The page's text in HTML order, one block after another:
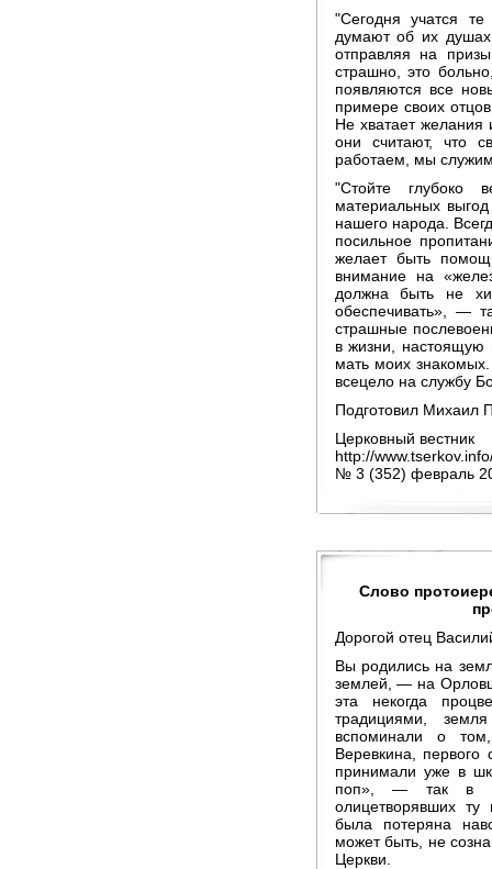
"Сегодня учатся
думают об их
отправляя на
страшно, это
появляются все
примере своих
Не хватает желания
они считают, что
работаем, мы
"Стойте глубоко
материальных
нашего народа.
посильное
желает быть
внимание на
должна быть не
обеспечивать», —
страшные
в жизни, настоящую
мать моих
всецело на службу
Подготовил Михаил
Церковный вестник
http://
№ 3 (352) февраль
Слово
Дорогой отец
Вы родились на
землей, — на
эта некогда
традициями,
вспоминали о
Веревкина,
принимали уже в
поп», — так в
олицетворявших ту
была потеряна
может быть, не
Церкви.